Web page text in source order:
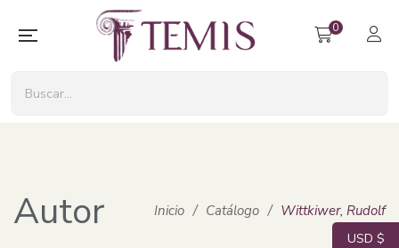
0
Autor Inicio / Catálogo / Wittkiwer, Rudolf
USD $